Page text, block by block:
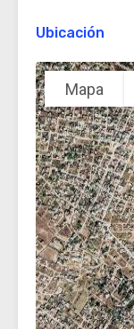
Ubicación
Mapa